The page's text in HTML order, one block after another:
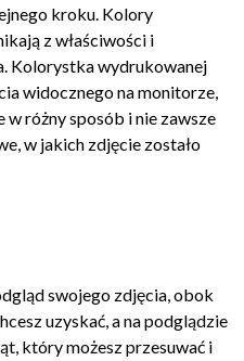
kroku. Kolory
z właściwości i
Kolorystka wydrukowanej
widocznego na monitorze,
różny sposób i nie zawsze
w jakich zdjęcie zostało
swojego zdjęcia, obok
uzyskać, a na podglądzie
który możesz przesuwać i